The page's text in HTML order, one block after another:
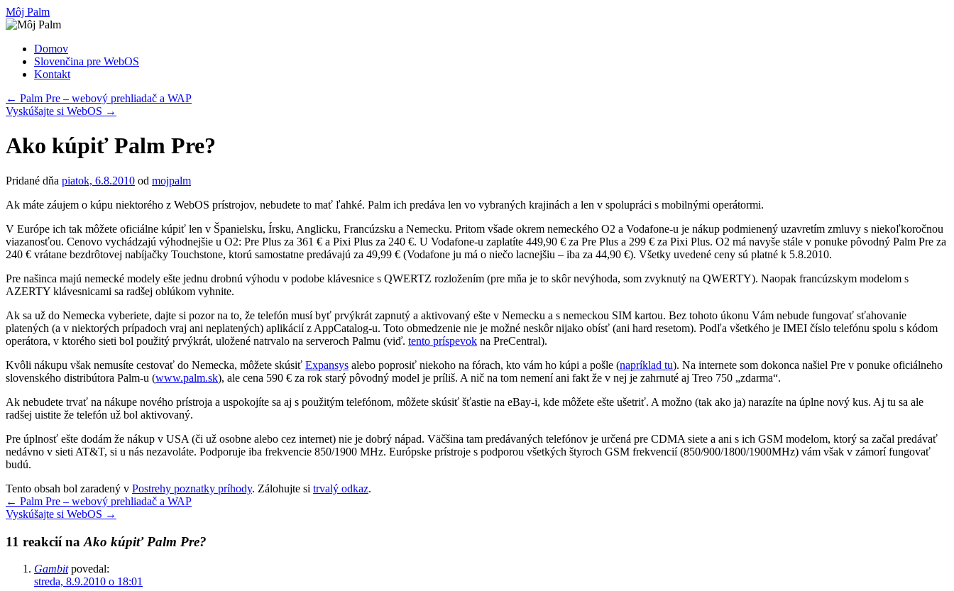
Preskočiť
na
Môj Palm
Domov
Slovenčina pre WebOS
Kontakt
← Palm Pre – webový prehliadač a WAP
Vyskúšajte si WebOS →
Ako kúpiť Palm Pre?
Pridané dňa piatok, 6.8.2010 od mojpalm
Ak máte záujem o kúpu niektorého z WebOS prístrojov, nebudete to mať ľahké. Palm ich predáva len vo vybraných krajinách a len v spolupráci s mobilnými operátormi.
V Európe ich tak môžete oficiálne kúpiť len v Španielsku, Írsku, Anglicku, Francúzsku a Nemecku. Pritom všade okrem nemeckého O2 a Vodafone-u je nákup podmienený uzavretím zmluvy s niekoľkoročnou
viazanosťou. Cenovo vychádzajú výhodnejšie u O2: Pre Plus za 361 € a Pixi Plus za 240 €. U Vodafone-u zaplatíte 449,90 € za Pre Plus a 299 € za Pixi Plus. O2 má navyše stále v ponuke pôvodný Palm Pre za
240 € vrátane bezdrôtovej nabíjačky Touchstone, ktorú samostatne predávajú za 49,99 € (Vodafone ju má o niečo lacnejšiu – iba za 44,90 €). Všetky uvedené ceny sú platné k 5.8.2010.
Pre našinca majú nemecké modely ešte jednu drobnú výhodu v podobe klávesnice s QWERTZ rozložením (pre mňa je to skôr nevýhoda, som zvyknutý na QWERTY). Naopak francúzskym modelom s
AZERTY klávesnicami sa radšej oblúkom vyhnite.
Ak sa už do Nemecka vyberiete, dajte si pozor na to, že telefón musí byť prvýkrát zapnutý a aktivovaný ešte v Nemecku a s nemeckou SIM kartou. Bez tohoto úkonu Vám nebude fungovať sťahovanie
platených (a v niektorých prípadoch vraj ani neplatených) aplikácií z AppCatalog-u. Toto obmedzenie nie je možné neskôr nijako obísť (ani hard resetom). Podľa všetkého je IMEI číslo telefónu spolu s kódom
operátora, v ktorého sieti bol použitý prvýkrát, uložené natrvalo na serveroch Palmu (viď. tento príspevok na PreCentral).
Kvôli nákupu však nemusíte cestovať do Nemecka, môžete skúsiť Expansys alebo poprosiť niekoho na fórach, kto vám ho kúpi a pošle (napríklad tu). Na internete som dokonca našiel Pre v ponuke oficiálneho
slovenského distribútora Palm-u (www.palm.sk), ale cena 590 € za rok starý pôvodný model je príliš. A nič na tom nemení ani fakt že v nej je zahrnuté aj Treo 750 „zdarma“.
Ak nebudete trvať na nákupe nového prístroja a uspokojíte sa aj s použitým telefónom, môžete skúsiť šťastie na eBay-i, kde môžete ešte ušetriť. A možno (tak ako ja) narazíte na úplne nový kus. Aj tu sa ale
radšej uistite že telefón už bol aktivovaný.
Pre úplnosť ešte dodám že nákup v USA (či už osobne alebo cez internet) nie je dobrý nápad. Väčšina tam predávaných telefónov je určená pre CDMA siete a ani s ich GSM modelom, ktorý sa začal predávať
nedávno v sieti AT&T, si u nás nezavoláte. Podporuje iba frekvencie 850/1900 MHz. Európske prístroje s podporou všetkých štyroch GSM frekvencií (850/900/1800/1900MHz) vám však v zámorí fungovať
budú.
Tento obsah bol zaradený v Postrehy poznatky príhody. Zálohujte si trvalý odkaz.
← Palm Pre – webový prehliadač a WAP
Vyskúšajte si WebOS →
11 reakcií na Ako kúpiť Palm Pre?
Gambit povedal:
streda, 8.9.2010 o 18:01